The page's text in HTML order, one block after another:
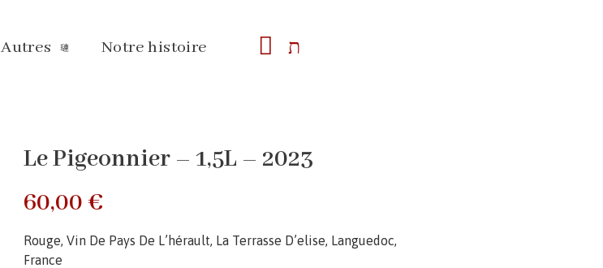
Autres Notre histoire
Le Pigeonnier – 1,5L – 2023
60,00€
Rouge, Vin De Pays De L’hérault, La Terrasse D’elise, Languedoc,
France